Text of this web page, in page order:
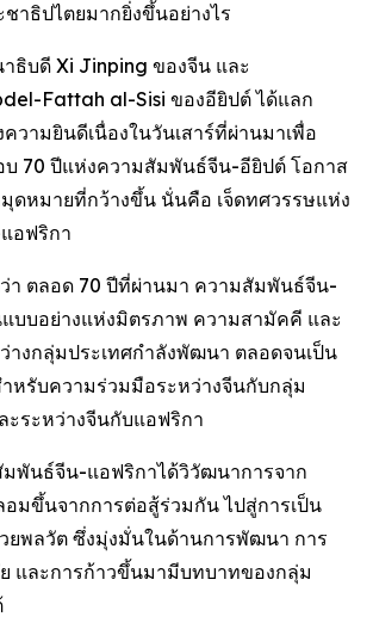
าธิปไตยมากยิ่งขึ้นอย่างไร
ธิบดี Xi Jinping ของจีน และ
Fattah al-Sisi ของอียิปต์ ได้แลก
วามยินดีเนื่องในวันเสาร์ที่ผ่านมาเพื่อ
บ 70 ปีแห่งความสัมพันธ์จีน-อียิปต์ โอกาส
มุดหมายที่กว้างขึ้น นั่นคือ เจ็ดทศวรรษแห่ง
อฟริกา
ว่า ตลอด 70 ปีที่ผ่านมา ความสัมพันธ์จีน-
แบบอย่างแห่งมิตรภาพ ความสามัคคี และ
างกลุ่มประเทศกำลังพัฒนา ตลอดจนเป็น
หรับความร่วมมือระหว่างจีนกับกลุ่ม
ะระหว่างจีนกับแอฟริกา
พันธ์จีน-แอฟริกาได้วิวัฒนาการจาก
มขึ้นจากการต่อสู้ร่วมกัน ไปสู่การเป็น
ยพลวัต ซึ่งมุ่งมั่นในด้านการพัฒนา การ
และการก้าวขึ้นมามีบทบาทของกลุ่ม